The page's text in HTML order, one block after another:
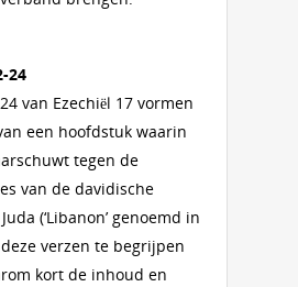
24
van Ezechiël 17 vormen
een hoofdstuk waarin
tegen de
van de davidische
(‘Libanon’ genoemd in
verzen te begrijpen
kort de inhoud en